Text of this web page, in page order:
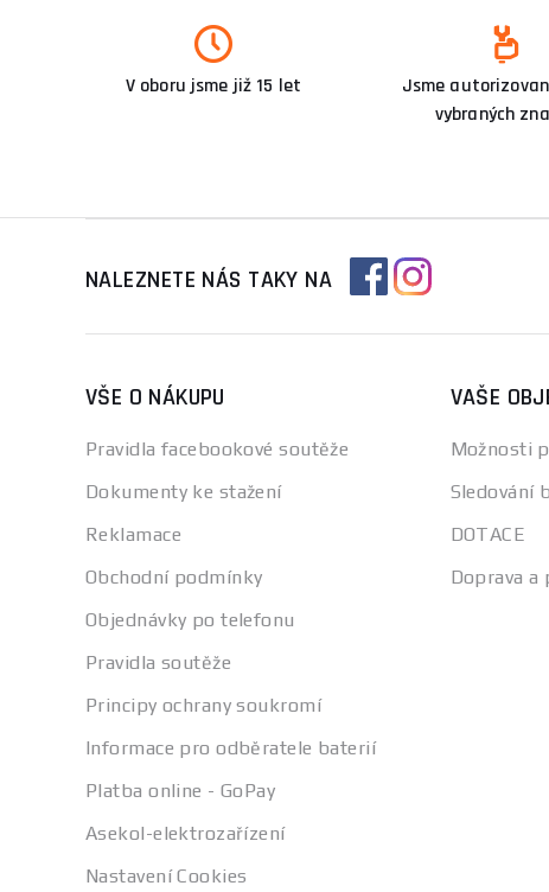
V oboru jsme již 15 let
Jsme
vybraných
NALEZNETE NÁS TAKY NA
VŠE O NÁKUPU
Pravidla facebookové soutěže
Dokumenty ke stažení
Reklamace
Obchodní podmínky
Objednávky po telefonu
Pravidla soutěže
Principy ochrany soukromí
Informace pro odběratele baterií
Platba online - GoPay
Asekol-elektrozařízení
Nastavení Cookies
VAŠE
Možnosti
Sledování
DOTACE
Doprava a